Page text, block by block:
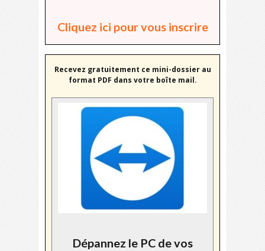
Cliquez ici pour vous inscrire
Recevez gratuitement ce mini-dossier au
format PDF dans votre boîte mail.
Dépannez le PC de vos